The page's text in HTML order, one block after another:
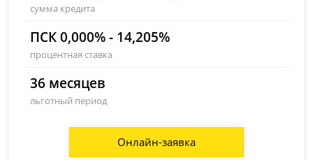
сумма кредита
ПСК 0,000% - 14,205%
процентная ставка
36 месяцев
льготный период
Онлайн-заявка